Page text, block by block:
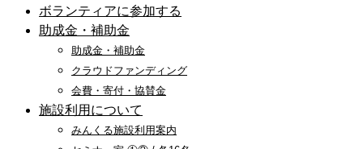
ボランティアに参加する
助成金・補助金
助成金・補助金
クラウドファンディング
会費・寄付・協賛金
施設利用について
みんくる施設利用案内